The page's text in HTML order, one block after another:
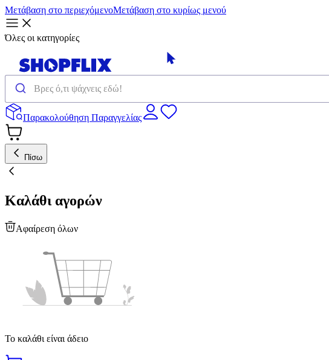
Μετάβαση στο περιεχόμενοΜετάβαση στο κυρίως μενού
Όλες οι κατηγορίες
Παρακολούθηση Παραγγελίας
Πίσω
Καλάθι αγορών
Αφαίρεση όλων
Το καλάθι είναι άδειο